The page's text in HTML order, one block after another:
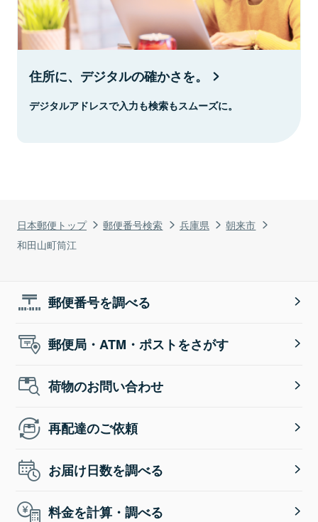
日本郵便トップ 郵便番号検索 兵庫県
朝来市
和田山町筒江
住所に、デジタルの確かさを。
デジタルアドレスで入力も検索もスムーズに。
郵便番号を調べる
郵便局・ATM・ポストをさがす
荷物のお問い合わせ
再配達のご依頼
お届け日数を調べる
料金を計算・調べる